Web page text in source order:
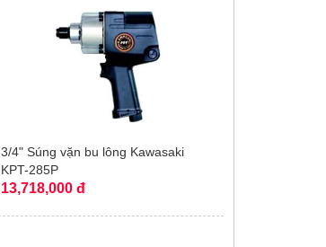
3/4" Súng vặn bu lông Kawasaki
KPT-285P
13,718,000 đ